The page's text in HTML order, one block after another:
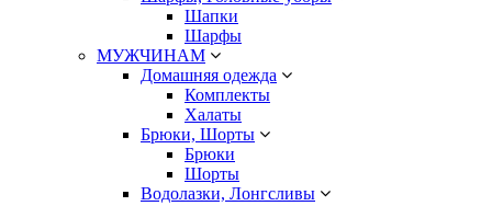
Шапки
Шарфы
МУЖЧИНАМ
Домашняя одежда
Комплекты
Халаты
Брюки, Шорты
Брюки
Шорты
Водолазки, Лонгсливы